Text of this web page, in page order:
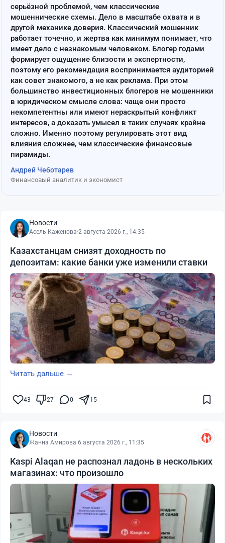
серьёзной проблемой, чем классические
мошеннические схемы. Дело в масштабе охвата и в
другой механике доверия. Классический мошенник
работает точечно, и жертва как минимум понимает, что
имеет дело с незнакомым человеком. Блогер годами
формирует ощущение близости и экспертности,
поэтому его рекомендация воспринимается аудиторией
как совет знакомого, а не как реклама. При этом
большинство инвестиционных блогеров не мошенники
в юридическом смысле слова: чаще они просто
некомпетентны или имеют нераскрытый конфликт
интересов, а доказать умысел в таких случаях крайне
сложно. Именно поэтому регулировать этот вид
влияния сложнее, чем классические финансовые
пирамиды.
Андрей Чеботарев
Финансовый аналитик и экономист
Новости
Асель Каженова·2 августа 2026 г., 14:35
Казахстанцам снизят доходность по
депозитам: какие банки уже изменили ставки
Читать дальше →
43 27 0 15
Новости
Жанна Амирова·6 августа 2026 г., 11:35
Kaspi Alaqan не распознал ладонь в нескольких
магазинах: что произошло